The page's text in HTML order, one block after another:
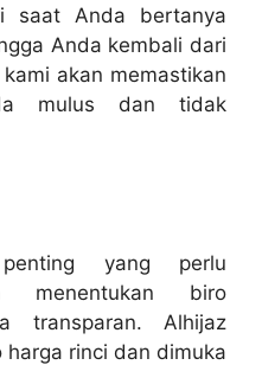
saat Anda bertanya
Anda kembali dari
akan memastikan
mulus dan tidak
yang perlu
menentukan biro
transparan. Alhijaz
rinci dan dimuka